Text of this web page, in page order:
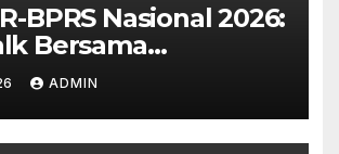
BPRS Nasional 2026:
Bersama
dan Insan
ADMIN